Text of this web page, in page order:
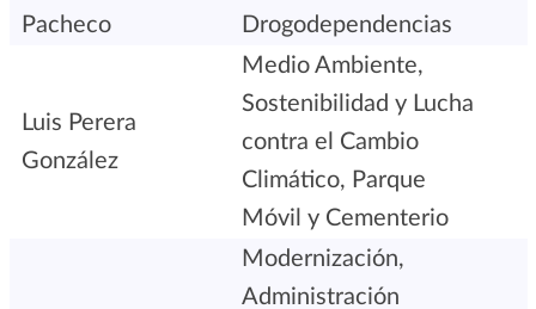
Pacheco
Drogodependencias
Luis Perera
González
Medio Ambiente,
Sostenibilidad y Lucha
contra el Cambio
Climático, Parque
Móvil y Cementerio
Modernización,
Administración